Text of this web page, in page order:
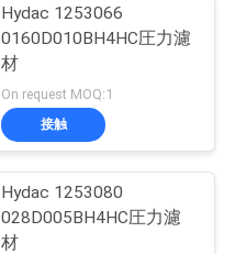
Hydac 1253066
0160D010BH4HC圧力濾
材
On request MOQ:1
接触
Hydac 1253080
028D005BH4HC圧力濾
材